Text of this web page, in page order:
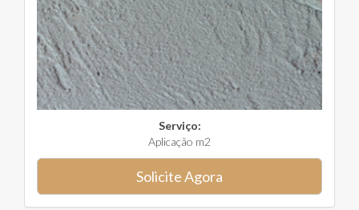
Serviço:
Aplicação m2
Solicite Agora